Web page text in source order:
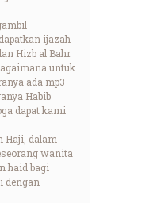
ijazah
Hizb al Bahr.
untuk
ada mp3
Habib
dapat kami
Haji, dalam
wanita
haid bagi
dengan